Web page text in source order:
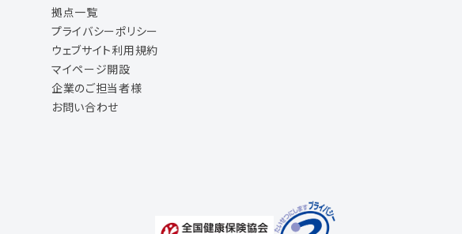
拠点一覧
プライバシーポリシー
ウェブサイト利用規約
マイページ開設
企業のご担当者様
お問い合わせ